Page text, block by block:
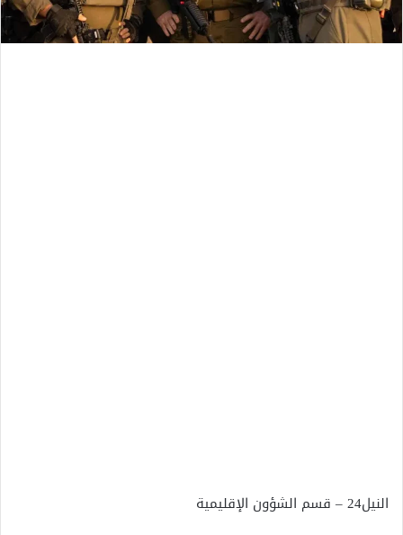
النيل24 – قسم الشؤون الإقليمية